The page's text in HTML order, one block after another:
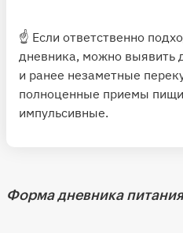
☝️ Если ответственно
дневника, можно выявить
и ранее незаметные
полноценные приемы
импульсивные.
Форма дневника питания